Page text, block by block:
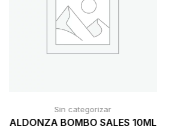
Sin categorizar
ALDONZA BOMBO SALES 10ML